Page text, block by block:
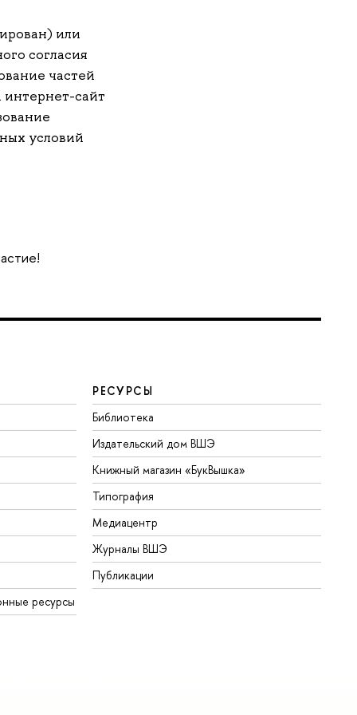
или
согласия
частей
интернет-сайт
условий
ресурсы
РЕСУРСЫ
Библиотека
Издательский дом ВШЭ
Книжный магазин «БукВышка»
Типография
Медиацентр
Журналы ВШЭ
Публикации